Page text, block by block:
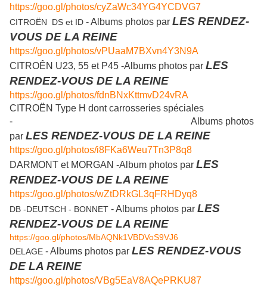
https://goo.gl/photos/cyZaWc34YG4YCDVG7
CITROËN DS et ID - Albums photos par LES RENDEZ-
VOUS DE LA REINE
https://goo.gl/photos/vPUaaM7BXvn4Y3N9A
CITROÊN U23, 55 et P45 -Albums photos par LES
RENDEZ-VOUS DE LA REINE
https://goo.gl/photos/fdnBNxKttmvD24vRA
CITROËN Type H dont carrosseries spéciales
- Albums photos
par LES RENDEZ-VOUS DE LA REINE
https://goo.gl/photos/i8FKa6Weu7Tn3P8q8
DARMONT et MORGAN -Album photos par LES
RENDEZ-VOUS DE LA REINE
https://goo.gl/photos/wZtDRkGL3qFRHDyq8
DB -DEUTSCH - BONNET - Albums photos par LES
RENDEZ-VOUS DE LA REINE
https://goo.gl/photos/MbAQNk1VBDVoS9VJ6
DELAGE - Albums photos par LES RENDEZ-VOUS
DE LA REINE
https://goo.gl/photos/VBg5EaV8AQePRKU87